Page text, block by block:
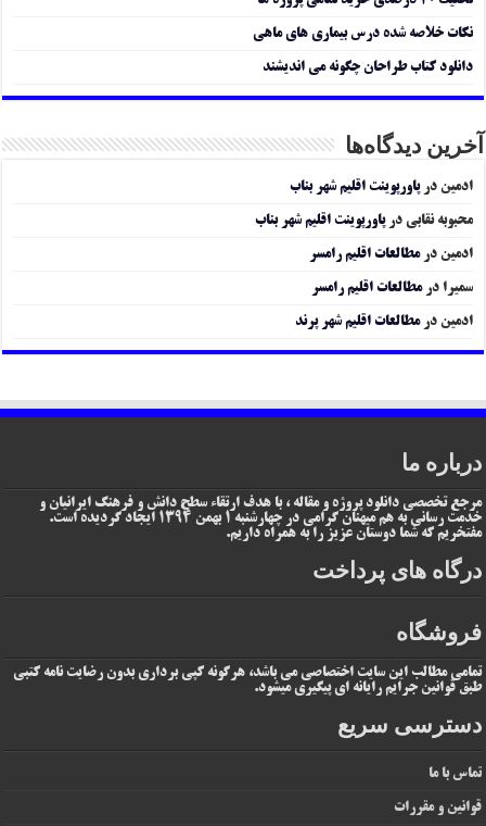
نکات خلاصه شده درس بیماری های ماهی
دانلود کتاب طراحان چگونه می اندیشند
آخرین دیدگاه‌ها
ادمین درپاورپوینت اقلیم شهر بناب
محبوبه نقابی درپاورپوینت اقلیم شهر بناب
ادمین درمطالعات اقلیم رامسر
سمیرا درمطالعات اقلیم رامسر
ادمین درمطالعات اقلیم شهر پرند
درباره ما
مرجع تخصصی دانلود پروژه و مقاله ، با هدف ارتقاء سطح دانش و فرهنگ ایرانیان و
خدمت رسانی به هم میهنان گرامی در چهارشنبه 1 بهمن 1394 ایجاد گردیده است.
مفتخریم که شما دوستان عزیز را به همراه داریم.
درگاه های پرداخت
فروشگاه
تمامی مطالب این سایت اختصاصی می باشد، هرگونه کپی برداری بدون رضایت نامه کتبی
طبق قوانین جرایم رایانه ای پیگیری میشود.
دسترسی سریع
تماس با ما
قوانین و مقررات